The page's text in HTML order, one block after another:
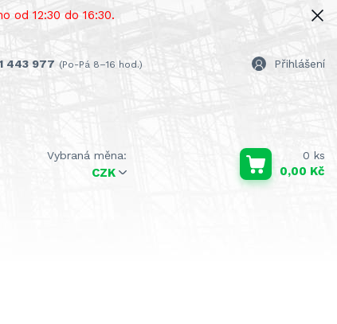
od 12:30 do 16:30.
CZK
Přihlášení
443 977 (Po-Pá 8–16 hod.)
0 ks
0,00 Kč